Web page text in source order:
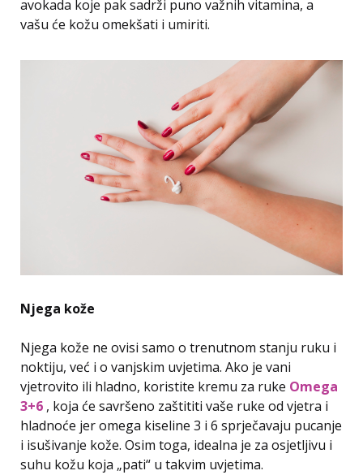
avokada koje pak sadrži puno važnih vitamina, a
vašu će kožu omekšati i umiriti.
Njega kože
Njega kože ne ovisi samo o trenutnom stanju ruku i
noktiju, već i o vanjskim uvjetima. Ako je vani
vjetrovito ili hladno, koristite kremu za ruke Omega
3+6 , koja će savršeno zaštititi vaše ruke od vjetra i
hladnoće jer omega kiseline 3 i 6 sprječavaju pucanje
i isušivanje kože. Osim toga, idealna je za osjetljivu i
suhu kožu koja „pati“ u takvim uvjetima.